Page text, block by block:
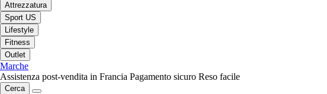
Attrezzatura
Sport US
Lifestyle
Fitness
Outlet
Marche
Assistenza post-vendita in Francia Pagamento sicuro Reso facile
Cerca